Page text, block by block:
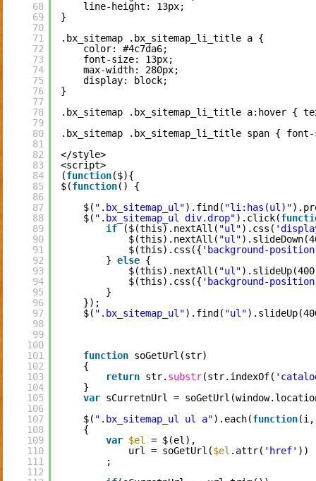
68
69
70
71
72
73
74
75
76
77
78
79
80
81
82
83
84
85
86
87
88
89
90
91
92
93
94
95
96
97
98
99
100
101
102
103
104
105
106
107
108
109
110
111
112
line-height: 13px;
}
.bx_sitemap .bx_sitemap_li_title a {
color: #4c7da6;
font-size: 13px;
max-width: 280px;
display: block;
}
.bx_sitemap .bx_sitemap_li_title a:hover {
.bx_sitemap .bx_sitemap_li_title span {
</style>
<script>
(function($){
$(function() {
$( ".bx_sitemap_ul").find( "li:has(ul)"
$( ".bx_sitemap_ul div.drop").click(
if
($(this).nextAll( "ul").css(
$(this).nextAll( "ul"
$(this).css({ 'background-
} else {
$(this).nextAll( "ul"
$(this).css({ 'background-
}
});
$( ".bx_sitemap_ul").find( "ul"
function soGetUrl(str)
{
return str. substr(str.indexOf(
}
var sCurretnUrl =
$( ".bx_sitemap_ul ul a").each(function(i,
{
var $el
= $(el),
url = soGetUrl($el .attr( 'href' ))
;